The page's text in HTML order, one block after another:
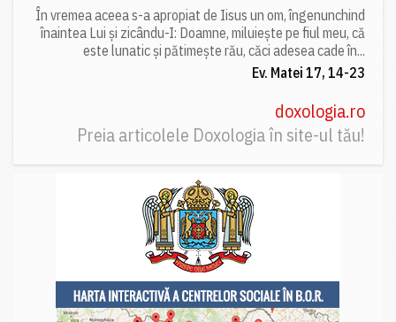
În vremea aceea s-a apropiat de Iisus un om, îngenunchind
înaintea Lui și zicându-I: Doamne, miluiește pe fiul meu, că
este lunatic și pătimește rău, căci adesea cade în...
Ev. Matei 17, 14-23
doxologia.ro
Preia articolele Doxologia în site-ul tău!